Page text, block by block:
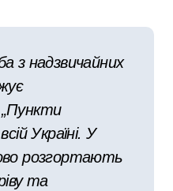
з надзвичайних
Україні. У
розгортають
та